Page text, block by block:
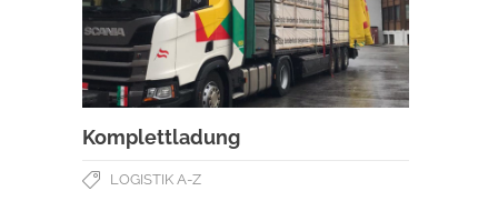
Komplettladung
LOGISTIK A-Z